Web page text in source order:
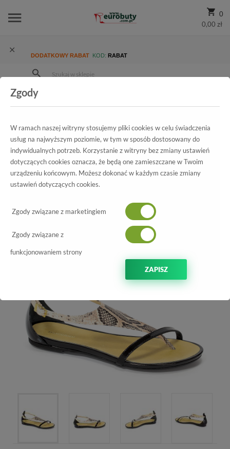
0
0,00 zł
DODATKOWY RABAT KOD: RABAT
Damskie
Sandały
Wszystkie produkty
254.411844.031 Różowy
Zgody
W ramach naszej witryny stosujemy pliki cookies w celu świadczenia
usług na najwyższym poziomie, w tym w sposób dostosowany do
indywidualnych potrzeb. Korzystanie z witryny bez zmiany ustawień
dotyczących cookies oznacza, że będą one zamieszczane w Twoim
urządzeniu końcowym. Możesz dokonać w każdym czasie zmiany
ustawień dotyczących cookies.
Zgody związane z marketingiem
Zgody związane z
funkcjonowaniem strony
ZAPISZ